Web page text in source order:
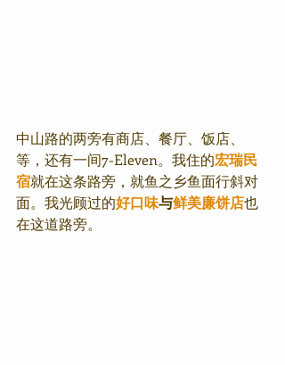
中山路的两旁有商店、餐厅、饭店、
等，还有一间7-Eleven。我住的宏瑞民
宿就在这条路旁，就鱼之乡鱼面行斜对
面。我光顾过的好口味与鲜美廉饼店也
在这道路旁。